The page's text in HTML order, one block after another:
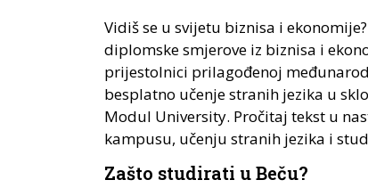
Vidiš se u svijetu biznisa i
diplomske smjerove iz biznisa i
prijestolnici prilagođenoj
besplatno učenje stranih jezika u
Modul University. Pročitaj tekst u
kampusu, učenju stranih jezika i
Zašto studirati u Beču?